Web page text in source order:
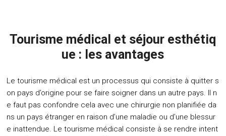
Tourisme médical et séjour esthétiq
ue : les avantages
Le tourisme médical est un processus qui consiste à quitter s
on pays d’origine pour se faire soigner dans un autre pays. Il n
e faut pas confondre cela avec une chirurgie non planifiée da
ns un pays étranger en raison d’une maladie ou d’une blessur
e inattendue. Le tourisme médical consiste à se rendre intent